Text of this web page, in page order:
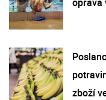
zboží